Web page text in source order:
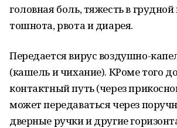
головная боль, тяжесть в грудной
тошнота, рвота и диарея.
Передается вирус воздушно-
(кашель и чихание). КРоме того
контактный путь (через
может передаваться через
дверные ручки и другие